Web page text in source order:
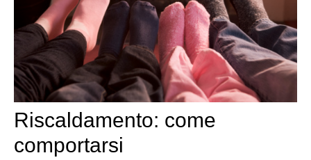
Riscaldamento: come
comportarsi